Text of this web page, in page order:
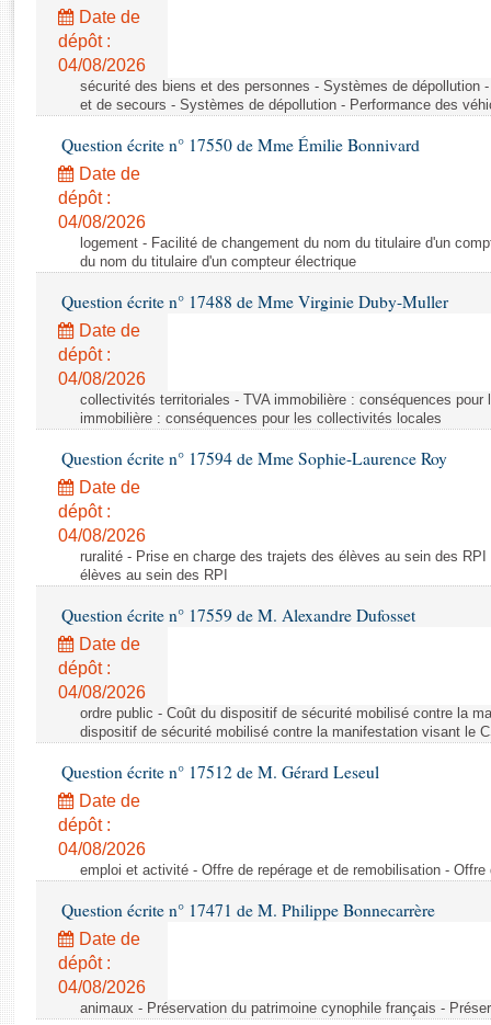
Rapports législatifs
Rapports sur l'application des lois
Baromètre de l’application des lois
Dossiers législatifs
Budget et sécurité sociale
Questions écrites et orales
Comptes rendus des débats
Date de
dépôt :
04/08/2026
sécurité des biens et des personnes - Systèmes de dépollution
et de secours - Systèmes de dépollution - Performance des
Question écrite n° 17550 de Mme Émilie Bonnivard
Date de
dépôt :
04/08/2026
logement - Facilité de changement du nom du titulaire d'un
du nom du titulaire d'un compteur électrique
Question écrite n° 17488 de Mme Virginie Duby-Muller
Date de
dépôt :
04/08/2026
collectivités territoriales - TVA immobilière : conséquences
immobilière : conséquences pour les collectivités locales
Question écrite n° 17594 de Mme Sophie-Laurence Roy
Date de
dépôt :
04/08/2026
ruralité - Prise en charge des trajets des élèves au sein des
élèves au sein des RPI
Question écrite n° 17559 de M. Alexandre Dufosset
Date de
dépôt :
04/08/2026
ordre public - Coût du dispositif de sécurité mobilisé contre la
dispositif de sécurité mobilisé contre la manifestation visant le
Question écrite n° 17512 de M. Gérard Leseul
Date de
dépôt :
04/08/2026
emploi et activité - Offre de repérage et de remobilisation -
Question écrite n° 17471 de M. Philippe Bonnecarrère
Date de
dépôt :
04/08/2026
animaux - Préservation du patrimoine cynophile français -